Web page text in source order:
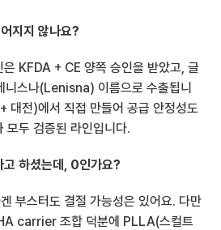
지지 않나요?
KFDA + CE 양쪽 승인을 받았고, 글
스나(Lenisna) 이름으로 수출됩니
대전)에서 직접 만들어 공급 안정성도
모두 검증된 라인입니다.
고 하셨는데, 0인가요?
부스터도 결절 가능성은 있어요. 다만
carrier 조합 덕분에 PLLA(스컬트